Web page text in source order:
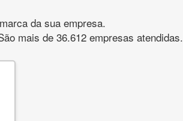
da sua empresa.
mais de 36.612 empresas atendidas.